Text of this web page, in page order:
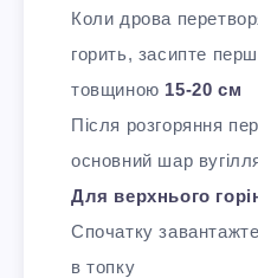
Коли дрова
горить, засипте
товщиною 15-20 см
Після розгоряння
основний шар
Для верхнього
Спочатку
в топку